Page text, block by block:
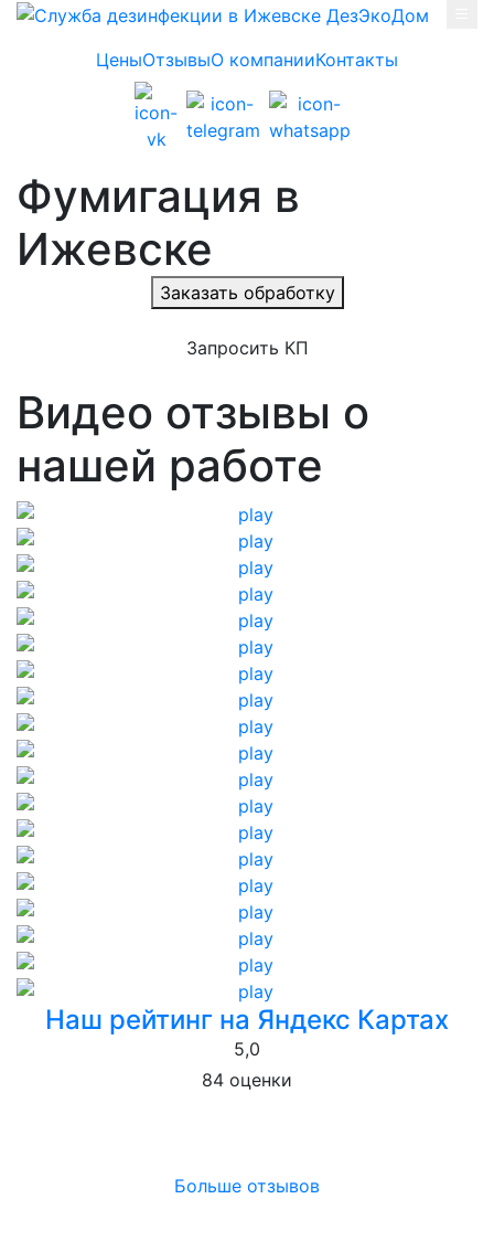
Skip to main content
ЦеныОтзывыО компанииКонтакты
Фумигация в
Ижевске
Заказать обработку
Запросить КП
Видео отзывы о
нашей работе
Наш рейтинг на Яндекс Картах
5,0
84 оценки
Больше отзывов